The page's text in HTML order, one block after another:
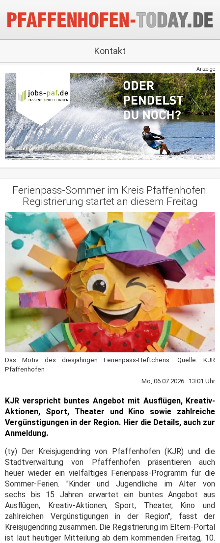
Kontakt
Anzeige
Ferienpass-Sommer im Kreis Pfaffenhofen:
Registrierung startet an diesem Freitag
Das Motiv des diesjährigen Ferienpass-Heftchens. Quelle: KJR
Pfaffenhofen
Mo, 06.07.2026 13:01 Uhr
KJR verspricht buntes Angebot mit Ausflügen, Kreativ-
Aktionen, Sport, Theater und Kino sowie zahlreiche
Vergünstigungen in der Region. Hier die Details, auch zur
Anmeldung.
(ty) Der Kreisjugendring von Pfaffenhofen (KJR) und die
Stadtverwaltung von Pfaffenhofen präsentieren auch
heuer wieder ein vielfältiges Ferienpass-Programm für die
Sommer-Ferien. "Kinder und Jugendliche im Alter von
sechs bis 15 Jahren erwartet ein buntes Angebot aus
Ausflügen, Kreativ-Aktionen, Sport, Theater, Kino und
zahlreichen Vergünstigungen in der Region", fasst der
Kreisjugendring zusammen. Die Registrierung im Eltern-Portal
ist laut heutiger Mitteilung ab dem kommenden Freitag, 10.